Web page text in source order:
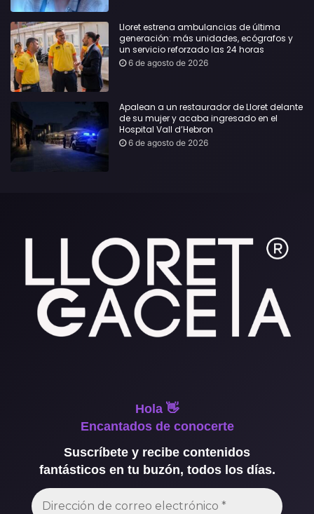
Lloret estrena ambulancias de última
generación: más unidades, ecógrafos y
un servicio reforzado las 24 horas
6 de agosto de 2026
Apalean a un restaurador de Lloret delante
de su mujer y acaba ingresado en el
Hospital Vall d’Hebron
6 de agosto de 2026
Hola 👋
Encantados de conocerte
Suscríbete y recibe contenidos
fantásticos en tu buzón, todos los días.